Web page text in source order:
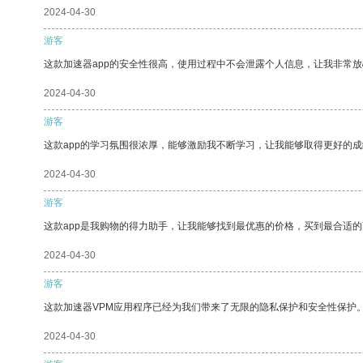
2024-04-30
游客
这款加速器app的安全性很高，使用过程中不会泄露个人信息，让我非常放
2024-04-30
游客
这款app的学习氛围很浓厚，能够激励我不断学习，让我能够取得更好的成
2024-04-30
游客
这款app是我购物的得力助手，让我能够找到最优惠的价格，买到最合适的
2024-04-30
游客
这款加速器VPM应用程序已经为我们带来了无限的隐私保护和安全性保护。
2024-04-30